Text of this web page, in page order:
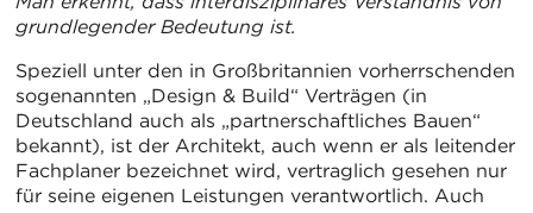
grundlegender Bedeutung ist.
Speziell unter den in Großbritannien vorherrschenden
sogenannten „Design & Build“ Verträgen (in
Deutschland auch als „partnerschaftliches Bauen“
bekannt), ist der Architekt, auch wenn er als leitender
Fachplaner bezeichnet wird, vertraglich gesehen nur
für seine eigenen Leistungen verantwortlich. Auch